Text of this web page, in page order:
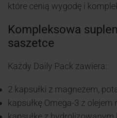
które cenią wygodę i
Kompleksowa
saszetce
Każdy Daily Pack zawiera:
2 kapsułki z magnezem,
kapsułkę Omega-3 z olejem